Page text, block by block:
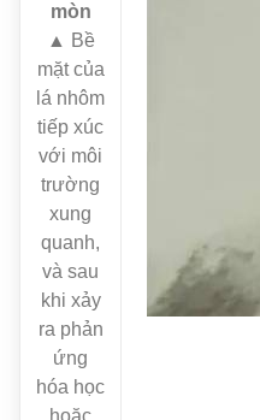
mòn
▲ Bề
mặt của
lá nhôm
tiếp xúc
với môi
trường
xung
quanh,
và sau
khi xảy
ra phản
ứng
hóa học